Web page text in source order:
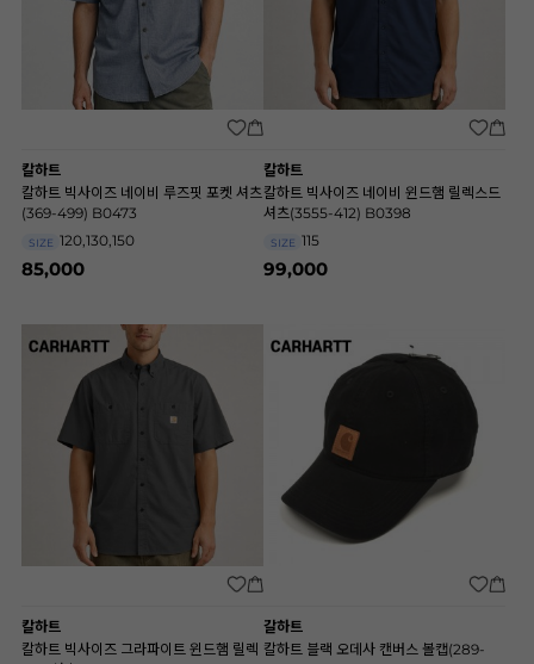
칼하트
칼하트 빅사이즈 네이비 루즈핏 포켓 셔츠
(369-499) B0473
SIZE 120,130,150
85,000
칼하트
칼하트 빅사이즈 네이비 윈드햄 릴렉스드
셔츠(3555-412) B0398
SIZE 115
99,000
칼하트
칼하트 빅사이즈 그라파이트 윈드햄 릴렉
갈하트
칼하트 블랙 오데사 캔버스 볼캡(289-